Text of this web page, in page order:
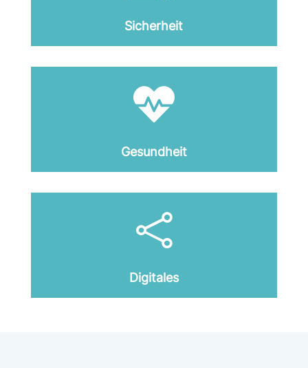
Sicherheit

Gesundheit

Digitales